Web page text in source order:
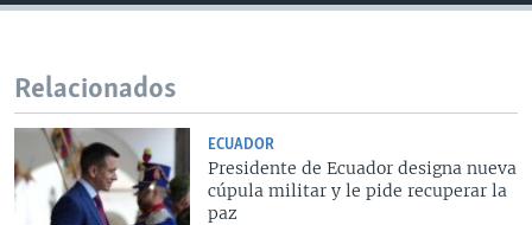
Relacionados
ECUADOR
Presidente de Ecuador designa nueva
cúpula militar y le pide recuperar la
paz